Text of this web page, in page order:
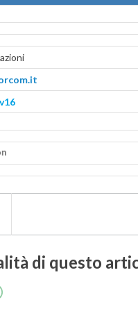
di questo